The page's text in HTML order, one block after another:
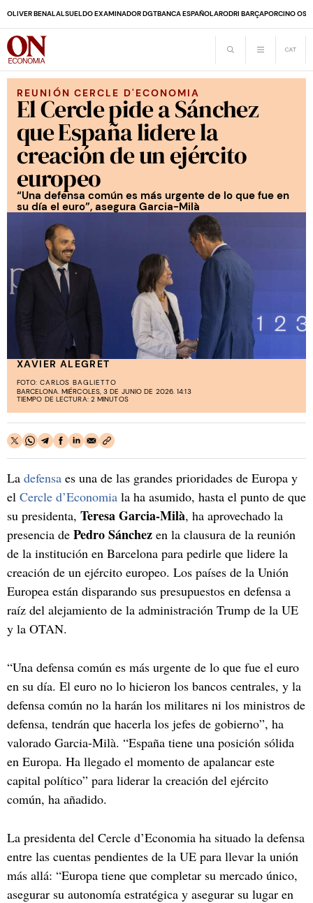
OLIVER BENALALSUELDO EXAMINADOR DGTBANCA ESPAÑOLARODRI BARÇAPORCINO
REUNIÓN CERCLE D'ECONOMIA
El Cercle pide a Sánchez
que España lidere la
creación de un ejército
europeo
“Una defensa común es más urgente de lo que fue en
su día el euro”, asegura Garcia-Milà
XAVIER ALEGRET
FOTO: CARLOS BAGLIETTO
BARCELONA. MIÉRCOLES, 3 DE JUNIO DE 2026. 14:13
TIEMPO DE LECTURA: 2 MINUTOS
La defensa es una de las grandes prioridades de Europa y
el Cercle d’Economia la ha asumido, hasta el punto de que
su presidenta, Teresa Garcia-Milà, ha aprovechado la
presencia de Pedro Sánchez en la clausura de la reunión
de la institución en Barcelona para pedirle que lidere la
creación de un ejército europeo. Los países de la Unión
Europea están disparando sus presupuestos en defensa a
raíz del alejamiento de la administración Trump de la UE
y la OTAN.
“Una defensa común es más urgente de lo que fue el euro
en su día. El euro no lo hicieron los bancos centrales, y la
defensa común no la harán los militares ni los ministros de
defensa, tendrán que hacerla los jefes de gobierno”, ha
valorado Garcia-Milà. “España tiene una posición sólida
en Europa. Ha llegado el momento de apalancar este
capital político” para liderar la creación del ejército
común, ha añadido.
La presidenta del Cercle d’Economia ha situado la defensa
entre las cuentas pendientes de la UE para llevar la unión
más allá: “Europa tiene que completar su mercado único,
asegurar su autonomía estratégica y asegurar su lugar en